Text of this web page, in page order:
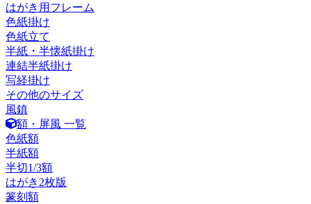
はがき用フレーム
色紙掛け
色紙立て
半紙・半懐紙掛け
連結半紙掛け
写経掛け
その他のサイズ
風鎮
額・屏風 一覧
色紙額
半紙額
半切1/3額
はがき2枚版
篆刻額